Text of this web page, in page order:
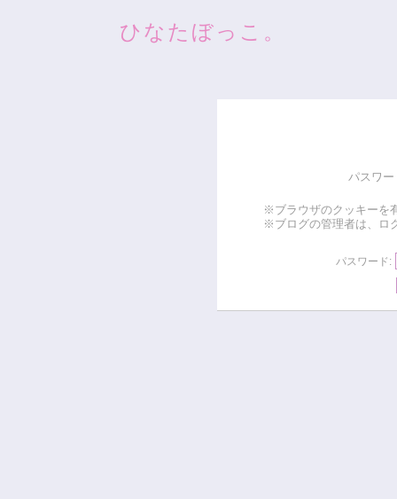
ひなたぼっこ。
パスワ
※ブラウザのクッキーを
※ブログの管理者は、ロ
パスワード: